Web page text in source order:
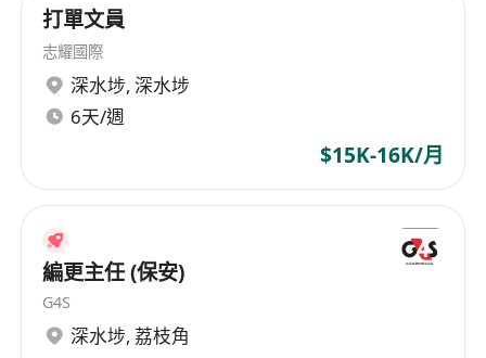
打單文員
志耀國際
深水埗, 深水埗
6天/週
$15K-16K/月
編更主任 (保安)
G4S
深水埗, 荔枝角